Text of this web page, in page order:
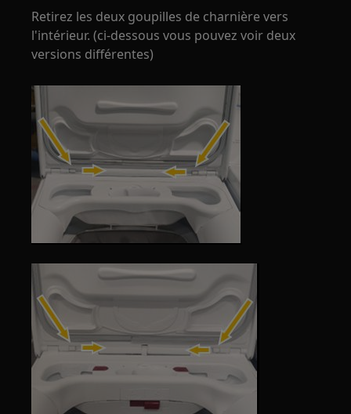
Retirez les deux goupilles de charnière vers
l'intérieur. (ci-dessous vous pouvez voir deux
versions différentes)